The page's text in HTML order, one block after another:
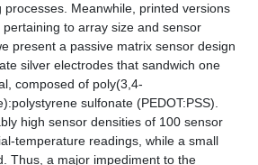
Meanwhile, printed versions
to array size and sensor
present a passive matrix sensor design
silver electrodes that sandwich one
composed of poly(3,4-
sulfonate (PEDOT:PSS).
high sensor densities of 100 sensor
temperature readings, while a small
Thus, a major impediment to the